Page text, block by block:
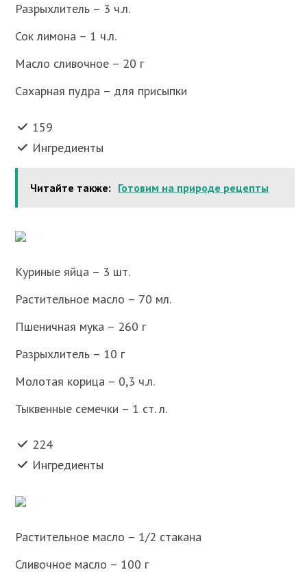
Разрыхлитель – 3 ч.л.
Сок лимона – 1 ч.л.
Масло сливочное – 20 г
Сахарная пудра – для присыпки
159
Ингредиенты
Читайте также: Готовим на природе рецепты
Куриные яйца – 3 шт.
Растительное масло – 70 мл.
Пшеничная мука – 260 г
Разрыхлитель – 10 г
Молотая корица – 0,3 ч.л.
Тыквенные семечки – 1 ст. л.
224
Ингредиенты
Растительное масло – 1/2 стакана
Сливочное масло – 100 г